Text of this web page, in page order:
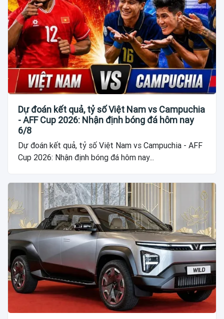
Dự đoán kết quả, tỷ số Việt Nam vs Campuchia
- AFF Cup 2026: Nhận định bóng đá hôm nay
6/8
Dự đoán kết quả, tỷ số Việt Nam vs Campuchia - AFF
Cup 2026: Nhận định bóng đá hôm nay...